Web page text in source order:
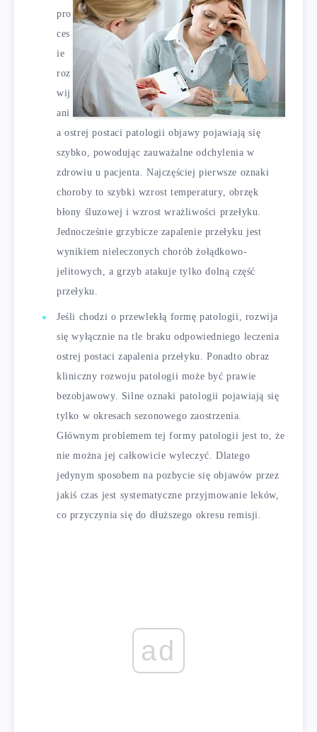
pro
ces
ie
roz
wij
ani
a ostrej postaci patologii objawy pojawiają się
szybko, powodując zauważalne odchylenia w
zdrowiu u pacjenta. Najczęściej pierwsze oznaki
choroby to szybki wzrost temperatury, obrzęk
błony śluzowej i wzrost wrażliwości przełyku.
Jednocześnie grzybicze zapalenie przełyku jest
wynikiem nieleczonych chorób żołądkowo-
jelitowych, a grzyb atakuje tylko dolną część
przełyku.
Jeśli chodzi o przewlekłą formę patologii, rozwija
się wyłącznie na tle braku odpowiedniego leczenia
ostrej postaci zapalenia przełyku. Ponadto obraz
kliniczny rozwoju patologii może być prawie
bezobjawowy. Silne oznaki patologii pojawiają się
tylko w okresach sezonowego zaostrzenia.
Głównym problemem tej formy patologii jest to, że
nie można jej całkowicie wyleczyć. Dlatego
jedynym sposobem na pozbycie się objawów przez
jakiś czas jest systematyczne przyjmowanie leków,
co przyczynia się do dłuższego okresu remisji.
ad